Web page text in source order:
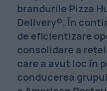
brandurile Pizza
Delivery®. În
de eficientizare
consolidare a
care a avut loc în
conducerea